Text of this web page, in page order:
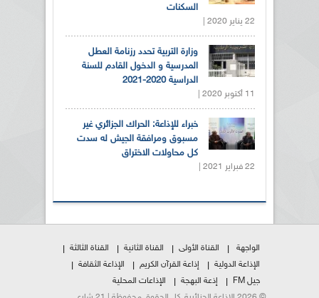
السكنات
22 يناير 2020 |
وزارة التربية تحدد رزنامة العطل
المدرسية و الدخول القادم للسنة
الدراسية 2020-2021
11 أكتوبر 2020 |
خبراء للإذاعة: الحراك الجزائري غير
مسبوق ومرافقة الجيش له سدت
كل محاولات الاختراق
22 فبراير 2021 |
الواجهة القناة الأولى القناة الثانية
القناة الثالثة
الإذاعة الدولية
إذاعة القرآن الكريم
الإذاعة الثقافة
جيل FM
إذعة البهجة
الإذاعات المحلية